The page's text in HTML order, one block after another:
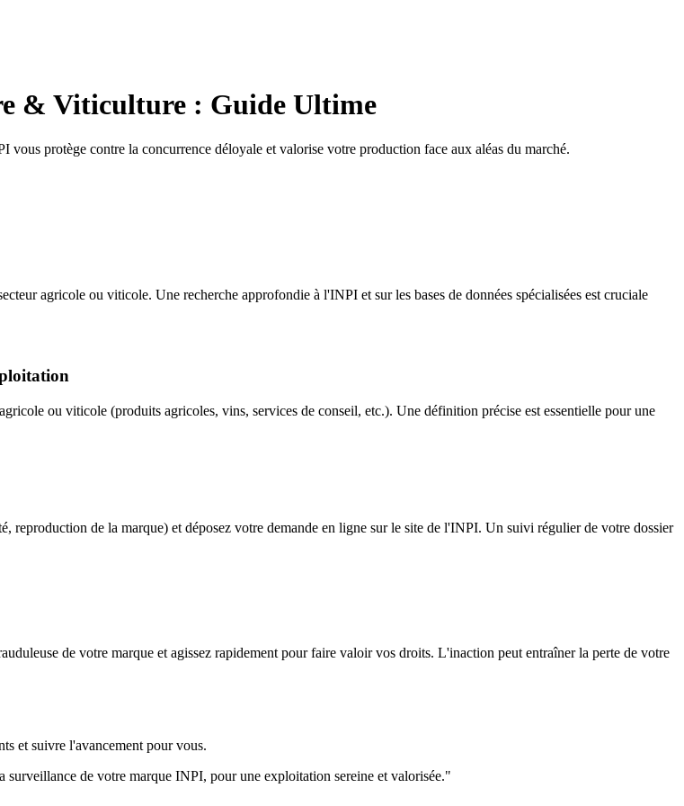
& Viticulture : Guide Ultime
protège contre la concurrence déloyale et valorise votre production face aux aléas du marché.
agricole ou viticole. Une recherche approfondie à l'INPI et sur les bases de données spécialisées est cruciale
ou viticole (produits agricoles, vins, services de conseil, etc.). Une définition précise est essentielle pour une
reproduction de la marque) et déposez votre demande en ligne sur le site de l'INPI. Un suivi régulier de votre dossier
de votre marque et agissez rapidement pour faire valoir vos droits. L'inaction peut entraîner la perte de votre
et suivre l'avancement pour vous.
de votre marque INPI, pour une exploitation sereine et valorisée."